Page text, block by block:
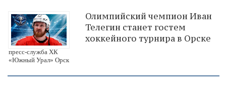
пресс-служба ХК
«Южный Урал» Орск
Олимпийский чемпион Иван
Телегин станет гостем
хоккейного турнира в Орске